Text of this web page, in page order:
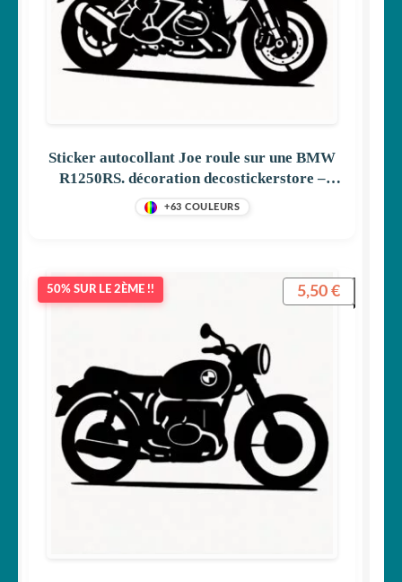
Sticker autocollant Joe roule sur une BMW
R1250RS. décoration decostickerstore –
KTTU3W
+63 COULEURS
50% SUR LE 2ÈME !! 5,50 €